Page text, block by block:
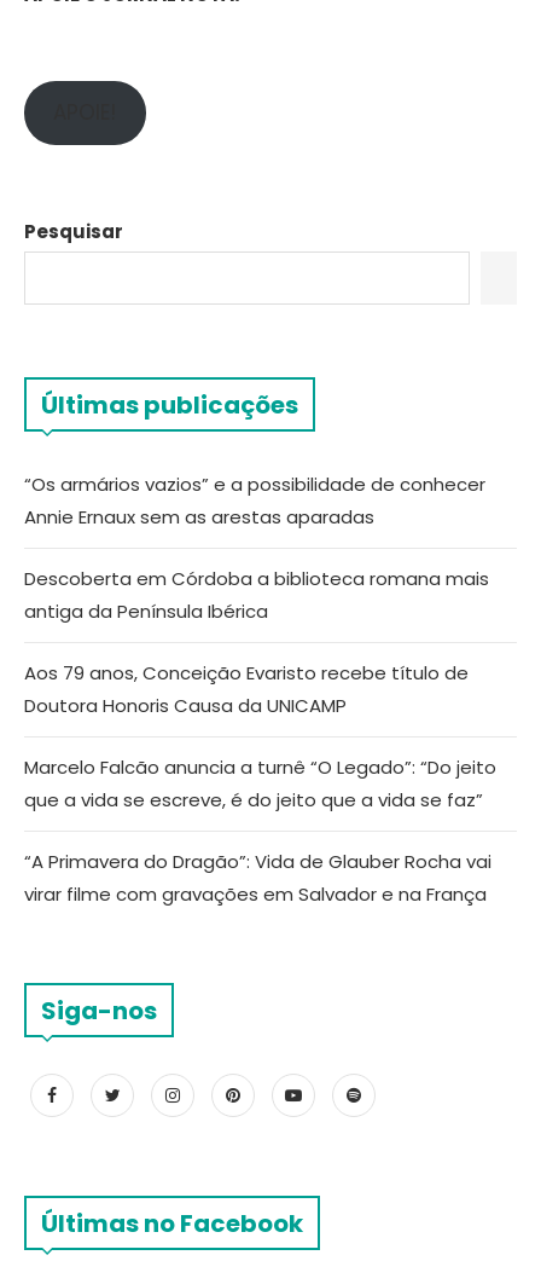
Pesquisar
Últimas publicações
“Os armários vazios” e a possibilidade de conhecer
Annie Ernaux sem as arestas aparadas
Descoberta em Córdoba a biblioteca romana mais
antiga da Península Ibérica
Aos 79 anos, Conceição Evaristo recebe título de
Doutora Honoris Causa da UNICAMP
Marcelo Falcão anuncia a turnê “O Legado”: “Do jeito
que a vida se escreve, é do jeito que a vida se faz”
“A Primavera do Dragão”: Vida de Glauber Rocha vai
virar filme com gravações em Salvador e na França
Siga-nos
Últimas no Facebook